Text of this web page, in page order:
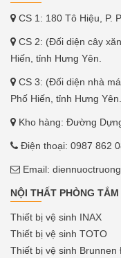
CS 1: 180 Tô Hiệu, P.
CS 2: (Đối diện cây
Hiến, tỉnh Hưng Yên.
CS 3: (Đối diện nhà
Phố Hiến, tỉnh Hưng Yên.
Kho hàng: Đường
Điện thoại: 0987 862
Email:
NỘI THẤT PHÒNG TẮM
Thiết bị vệ sinh INAX
Thiết bị vệ sinh TOTO
Thiết bị vệ sinh Brunnen